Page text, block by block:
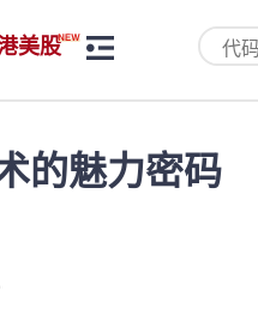
美股
的魅力密码